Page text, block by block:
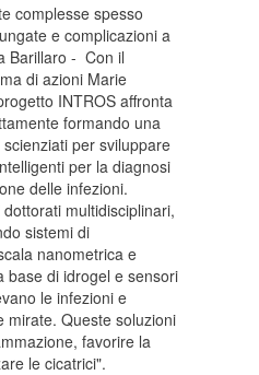
complesse spesso
e complicazioni a
Barillaro - Con il
di azioni Marie
INTROS affronta
formando una
per sviluppare
per la diagnosi
delle infezioni.
multidisciplinari,
sistemi di
nanometrica e
base di idrogel e sensori
le infezioni e
mirate. Queste soluzioni
favorire la
le cicatrici".